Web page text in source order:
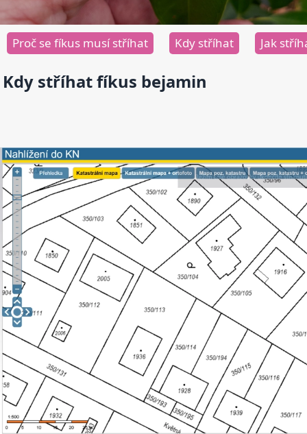
Proč se fíkus musí stříhat Kdy stříhat Jak
Kdy stříhat fíkus bejamin